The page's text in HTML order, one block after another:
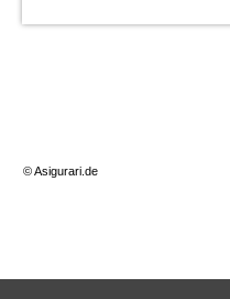
© Asigurari.de